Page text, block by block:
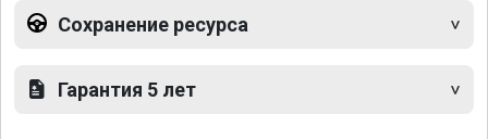
Сохранение ресурса
Гарантия 5 лет